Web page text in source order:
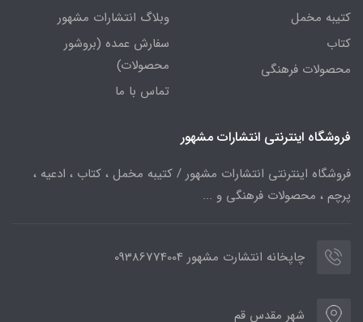
کتیبه مخمل
کتاب
محصولات فرهنگی
وبلاگ انتشارات مشهور
سفارش عمده (بروشور
محصولات)
تماس با ما
فروشگاه اینترنتی انتشارات مشهور
فروشگاه اینترنتی انتشارات مشهور / کتیبه مخمل ، کتاب ، ادعیه ،
پرچم ، محصولات فرهنگی و ...
چاپخانه انتشارت مشهور 09386774004
شهر مقدس قم